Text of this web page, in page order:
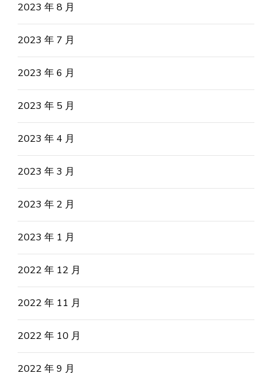
2023 年 8 月
2023 年 7 月
2023 年 6 月
2023 年 5 月
2023 年 4 月
2023 年 3 月
2023 年 2 月
2023 年 1 月
2022 年 12 月
2022 年 11 月
2022 年 10 月
2022 年 9 月